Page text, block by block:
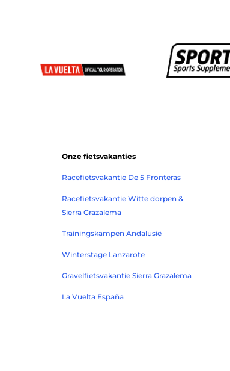
Onze fietsvakanties
Racefietsvakantie De 5 Fronteras
Racefietsvakantie Witte dorpen &
Sierra Grazalema
Trainingskampen Andalusië
Winterstage Lanzarote
Gravelfietsvakantie Sierra Grazalema
La Vuelta España